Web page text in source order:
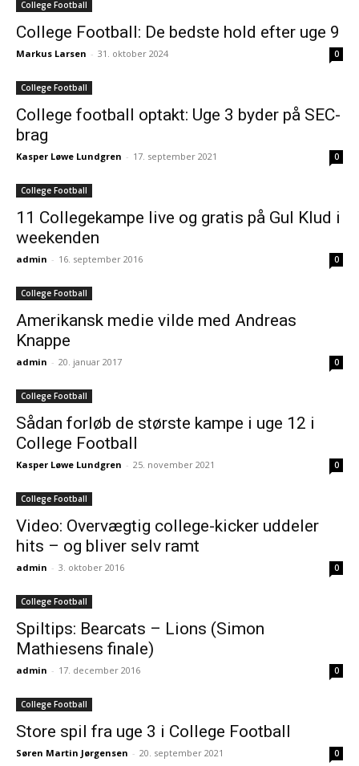
College Football
College Football: De bedste hold efter uge 9
Markus Larsen - 31. oktober 2024 0
College Football
College football optakt: Uge 3 byder på SEC-
brag
Kasper Løwe Lundgren - 17. september 2021 0
College Football
11 Collegekampe live og gratis på Gul Klud i
weekenden
admin - 16. september 2016 0
College Football
Amerikansk medie vilde med Andreas
Knappe
admin - 20. januar 2017 0
College Football
Sådan forløb de største kampe i uge 12 i
College Football
Kasper Løwe Lundgren - 25. november 2021 0
College Football
Video: Overvægtig college-kicker uddeler
hits – og bliver selv ramt
admin - 3. oktober 2016 0
College Football
Spiltips: Bearcats – Lions (Simon
Mathiesens finale)
admin - 17. december 2016 0
College Football
Store spil fra uge 3 i College Football
Søren Martin Jørgensen - 20. september 2021 0